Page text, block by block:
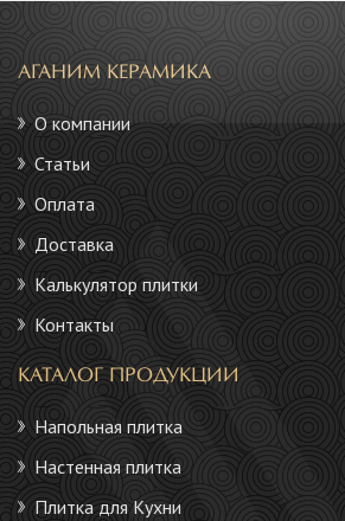
АГАНИМ КЕРАМИКА
О компании
Статьи
Оплата
Доставка
Калькулятор плитки
Контакты
КАТАЛОГ ПРОДУКЦИИ
Напольная плитка
Настенная плитка
Плитка для Кухни